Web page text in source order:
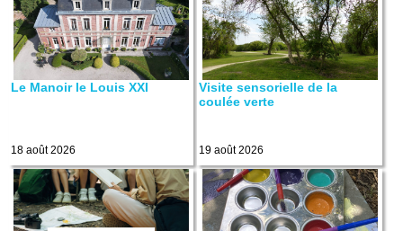
Le Manoir le Louis XXI
18 août 2026
Visite sensorielle de la
coulée verte
19 août 2026